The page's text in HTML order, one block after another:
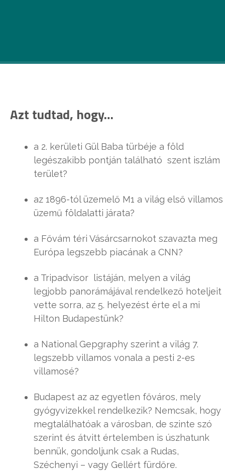
Azt tudtad, hogy…
a 2. kerületi Gül Baba türbéje a föld
legészakibb pontján található szent iszlám
terület?
az 1896-tól üzemelő M1 a világ első villamos
üzemű földalatti járata?
a Fővám téri Vásárcsarnokot szavazta meg
Európa legszebb piacának a CNN?
a Tripadvisor listáján, melyen a világ
legjobb panorámájával rendelkező hoteljeit
vette sorra, az 5. helyezést érte el a mi
Hilton Budapestünk?
a National Gepgraphy szerint a világ 7.
legszebb villamos vonala a pesti 2-es
villamosé?
Budapest az az egyetlen főváros, mely
gyógyvizekkel rendelkezik? Nemcsak, hogy
megtalálhatóak a városban, de szinte szó
szerint és átvitt értelemben is úszhatunk
bennük, gondoljunk csak a Rudas,
Széchenyi – vagy Gellért fürdőre.